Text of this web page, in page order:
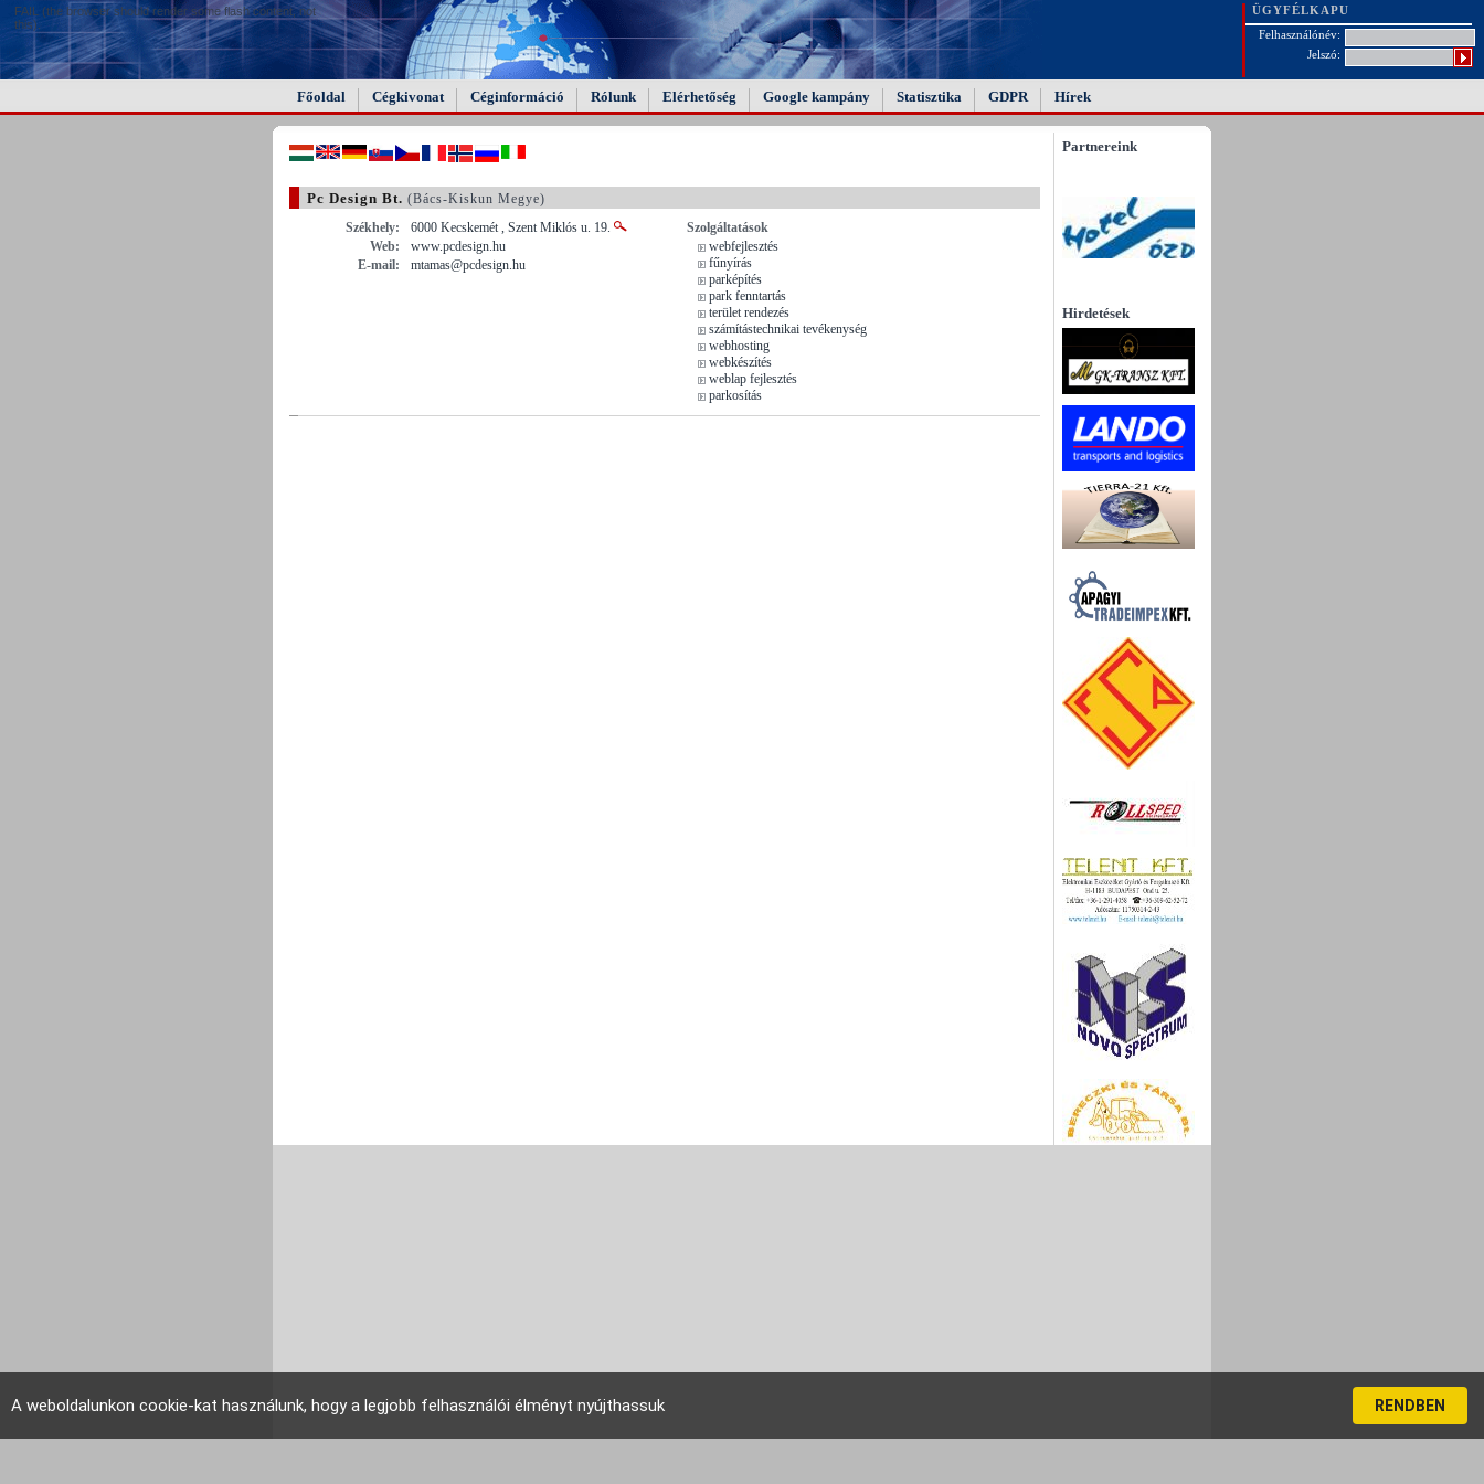
FAIL (the browser should render some flash content, not
this).
ÜGYFÉLKAPU
Felhasználónév:
Jelszó:
Főoldal Cégkivonat Céginformáció Rólunk Elérhetőség Google kampány Statisztika GDPR Hírek
Pc Design Bt. (Bács-Kiskun Megye)
Székhely:
6000 Kecskemét , Szent Miklós u. 19.
Web:
www.pcdesign.hu
E-mail:
mtamas@pcdesign.hu
Szolgáltatások
webfejlesztés
fűnyírás
parképítés
park fenntartás
terület rendezés
számítástechnikai tevékenység
webhosting
webkészítés
weblap fejlesztés
parkosítás
Partnereink
Hirdetések
A weboldalunkon cookie-kat használunk, hogy a legjobb felhasználói élményt nyújthassuk RENDBEN